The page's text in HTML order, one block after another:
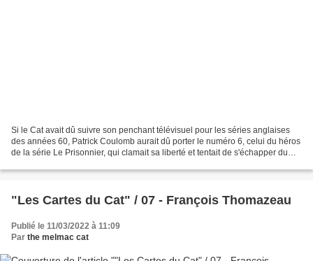
Si le Cat avait dû suivre son penchant télévisuel pour les séries anglaises
des années 60, Patrick Coulomb aurait dû porter le numéro 6, celui du héros
de la série Le Prisonnier, qui clamait sa liberté et tentait de s'échapper du
"Les Cartes du Cat" / 07 - François Thomazeau
Publié le 11/03/2022 à 11:09
Par the melmac cat